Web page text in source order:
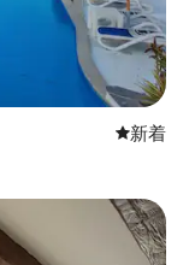
新しい宿
新着